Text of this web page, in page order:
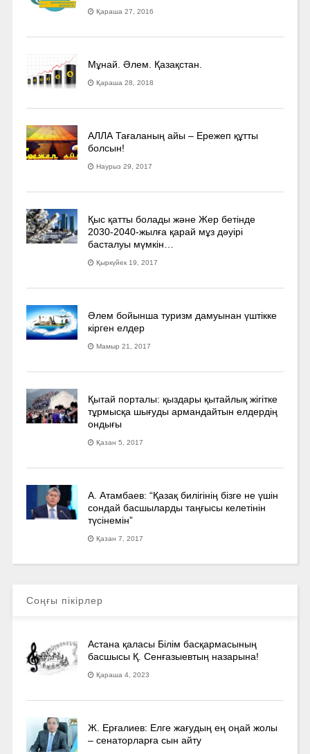
Қараша 27, 2016
Мұнай. Әлем. Қазақстан.
Қараша 28, 2018
АЛЛА Тағаланың айы – Ережеп құтты
болсын!
Наурыз 29, 2017
Қыс қатты болады және Жер бетінде
2030-2040­-жылға қарай мұз дәуірі
басталуы мүмкін…
Қыркүйек 19, 2017
Әлем бойынша туризм дамуынан үштікке
кірген елдер
Мамыр 21, 2017
Қытай порталы: қыздары қытайлық жігітке
тұрмысқа шығуды армандайтын елдердің
ондығы
Қазан 5, 2017
А. Атамбаев: “Қазақ билігінің бізге не үшін
сондай басшыларды таңғысы келетінін
түсінемін”
Қазан 7, 2017
Соңғы пікірлер
Астана қаласы Білім басқармасының
басшысы Қ. Сенғазыевтың назарына!
Қараша 4, 2023
Ж. Ерғалиев: Елге жағудың ең оңай жолы
– сенаторларға сын айту